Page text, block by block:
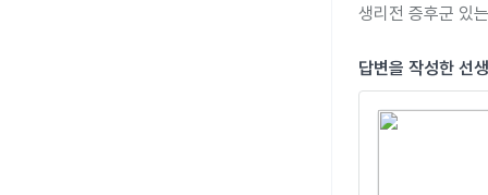
생리전 증후군 있
답변을 작성한 선